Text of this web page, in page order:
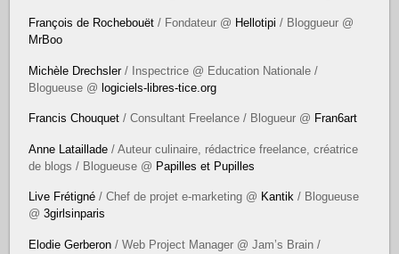
François de Rochebouët / Fondateur @ Hellotipi / Bloggueur @
MrBoo
Michèle Drechsler/ Inspectrice @ Education Nationale /
Blogueuse @ logiciels-libres-tice.org
Francis Chouquet / Consultant Freelance / Blogueur @ Fran6art
Anne Lataillade / Auteur culinaire, rédactrice freelance, créatrice
de blogs / Blogueuse @ Papilles et Pupilles
Live Frétigné / Chef de projet e-marketing @ Kantik / Blogueuse
@3girlsinparis
Elodie Gerberon / Web Project Manager @ Jam’s Brain /